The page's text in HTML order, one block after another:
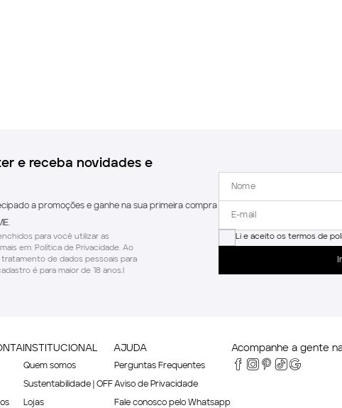
e receba novidades e
a promoções e ganhe na sua primeira compra
para você utilizar as
em: Política de Privacidade. Ao
de dados pessoais para
é para maior de 18 anos.l
Li e aceito os termos de
INSTITUCIONAL
Quem somos
Sustentabilidade | OFF
Lojas
AJUDA
Perguntas Frequentes
Aviso de Privacidade
Fale conosco pelo Whatsapp
Acompanhe a gente